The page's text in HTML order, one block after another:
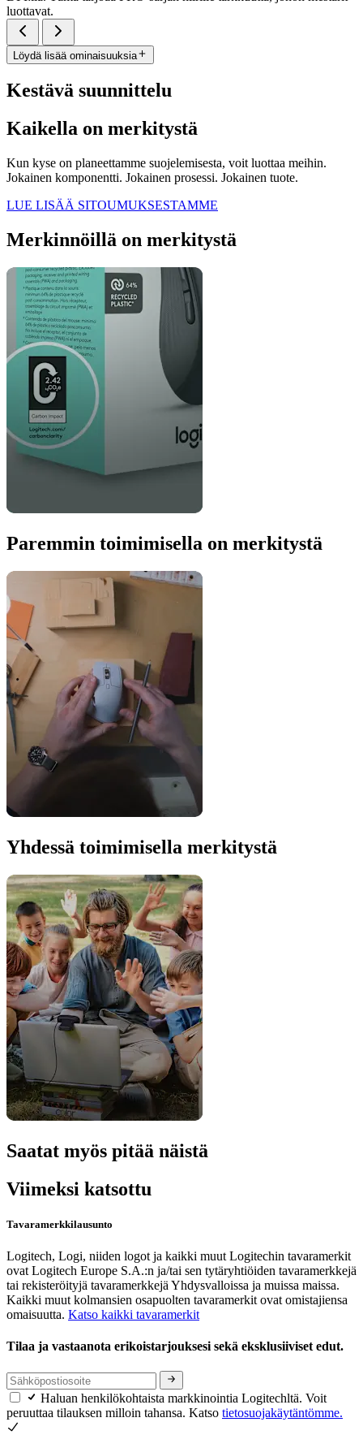
luottavat.
Löydä lisää ominaisuuksia
Kestävä suunnittelu
Kaikella on merkitystä
Kun kyse on planeettamme suojelemisesta, voit luottaa meihin.
Jokainen komponentti. Jokainen prosessi. Jokainen tuote.
LUE LISÄÄ SITOUMUKSESTAMME
Merkinnöillä on merkitystä
Paremmin toimimisella on merkitystä
Yhdessä toimimisella merkitystä
Saatat myös pitää näistä
Viimeksi katsottu
Tavaramerkkilausunto
Logitech, Logi, niiden logot ja kaikki muut Logitechin tavaramerkit
ovat Logitech Europe S.A.:n ja/tai sen tytäryhtiöiden tavaramerkkejä
tai rekisteröityjä tavaramerkkejä Yhdysvalloissa ja muissa maissa.
Kaikki muut kolmansien osapuolten tavaramerkit ovat omistajiensa
omaisuutta. Katso kaikki tavaramerkit
Tilaa ja vastaanota erikoistarjouksesi sekä eksklusiiviset edut.
Haluan henkilökohtaista markkinointia Logitechltä. Voit
peruuttaa tilauksen milloin tahansa. Katso tietosuojakäytäntömme.